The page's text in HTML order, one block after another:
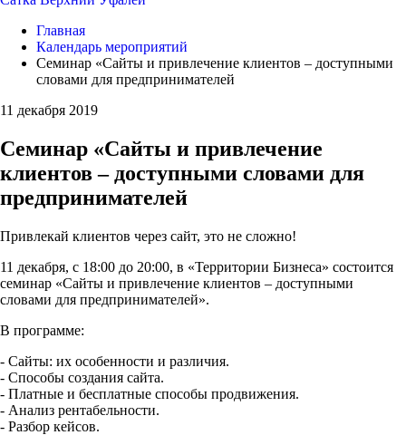
Главная
Календарь мероприятий
Семинар «Сайты и привлечение клиентов – доступными
словами для предпринимателей
11 декабря 2019
Семинар «Сайты и привлечение
клиентов – доступными словами для
предпринимателей
Привлекай клиентов через сайт, это не сложно!
11 декабря, с 18:00 до 20:00, в «Территории Бизнеса» состоится
семинар «Сайты и привлечение клиентов – доступными
словами для предпринимателей».
В программе:
- Сайты: их особенности и различия.
- Способы создания сайта.
- Платные и бесплатные способы продвижения.
- Анализ рентабельности.
- Разбор кейсов.